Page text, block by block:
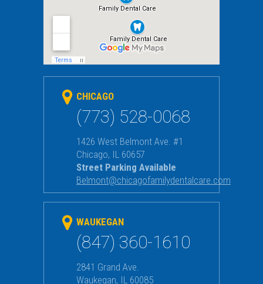
CHICAGO
(773) 528-0068
1426 West Belmont Ave. #1
Chicago, IL 60657
Street Parking Available
Belmont@chicagofamilydentalcare.com
WAUKEGAN
(847) 360-1610
2841 Grand Ave.
Waukegan, IL 60085